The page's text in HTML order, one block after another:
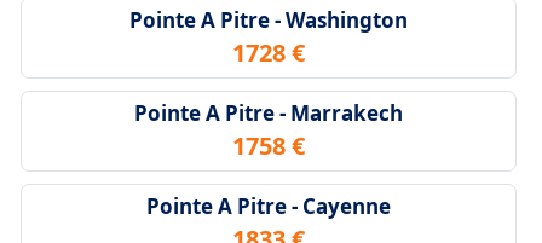
Pointe A Pitre - Washington
1728 €
Pointe A Pitre - Marrakech
1758 €
Pointe A Pitre - Cayenne